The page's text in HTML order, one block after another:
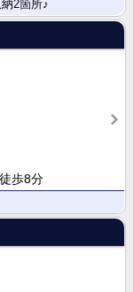
2箇所♪
歩8分